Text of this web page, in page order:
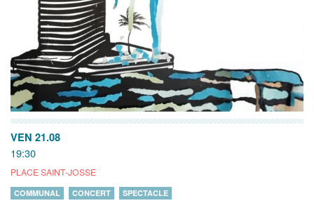
VEN 21.08
19:30
PLACE SAINT-JOSSE
COMMUNAL CONCERT SPECTACLE